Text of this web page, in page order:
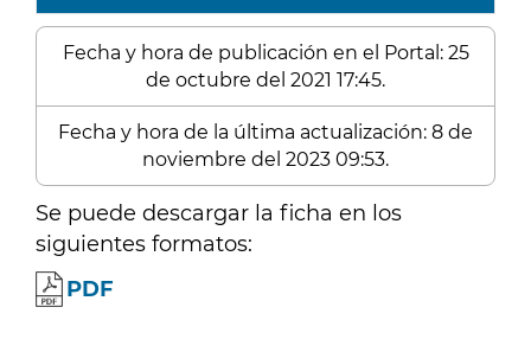
Fecha y hora de publicación en el Portal: 25
de octubre del 2021 17:45.
Fecha y hora de la última actualización: 8 de
noviembre del 2023 09:53.
Se puede descargar la ficha en los
siguientes formatos:
PDF